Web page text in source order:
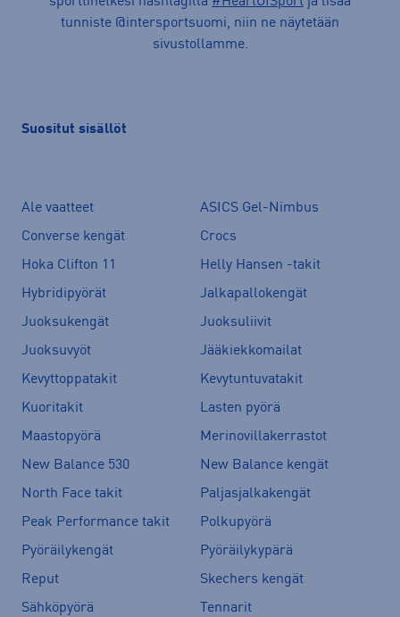
tunniste @intersportsuomi, niin ne näytetään
sivustollamme.
Suositut sisällöt
Ale vaatteet
ASICS Gel-Nimbus
Converse kengät
Crocs
Hoka Clifton 11
Helly Hansen -takit
Hybridipyörät
Jalkapallokengät
Juoksukengät
Juoksuliivit
Juoksuvyöt
Jääkiekkomailat
Kevyttoppatakit
Kevytuntuvatakit
Kuoritakit
Lasten pyörä
Maastopyörä
Merinovillakerrastot
New Balance 530
New Balance kengät
North Face takit
Paljasjalkakengät
Peak Performance takit
Polkupyörä
Pyöräilykengät
Pyöräilykypärä
Reput
Skechers kengät
Sähköpyörä
Tennarit